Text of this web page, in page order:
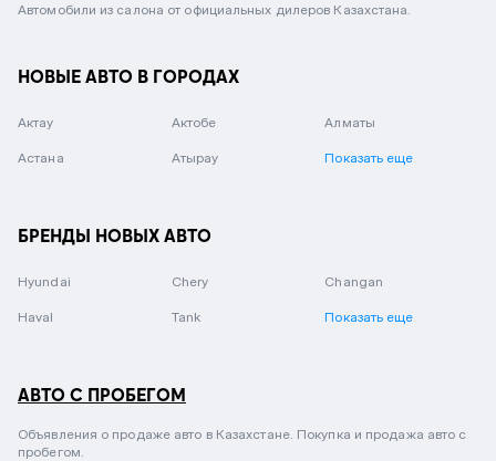
Автомобили из салона от официальных дилеров Казахстана.
НОВЫЕ АВТО В ГОРОДАХ
Актау Актобе Алматы
Астана Атырау Показать еще
БРЕНДЫ НОВЫХ АВТО
Hyundai Chery Changan
Haval Tank Показать еще
АВТО С ПРОБЕГОМ
Объявления о продаже авто в Казахстане. Покупка и продажа авто с
пробегом.